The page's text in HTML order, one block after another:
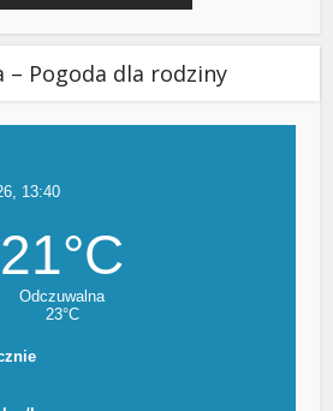
– Pogoda dla rodziny